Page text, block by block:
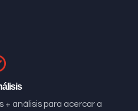
+ análisis para acercar a